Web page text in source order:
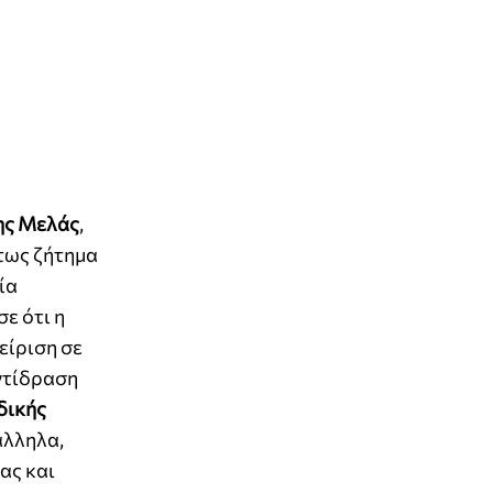
Μελάς,
ζήτημα
ότι η
σε
και